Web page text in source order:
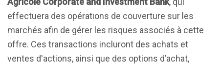
effectuera des opérations de couverture sur les
marchés afin de gérer les risques associés à cette
offre. Ces transactions incluront des achats et
ventes d'actions, ainsi que des options d’achat,